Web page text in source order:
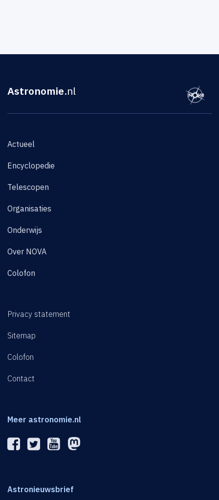
Astronomie.nl
Actueel
Encyclopedie
Telescopen
Organisaties
Onderwijs
Over NOVA
Colofon
Privacy statement
Sitemap
Colofon
Contact
Meer astronomie.nl
Astronieuwsbrief